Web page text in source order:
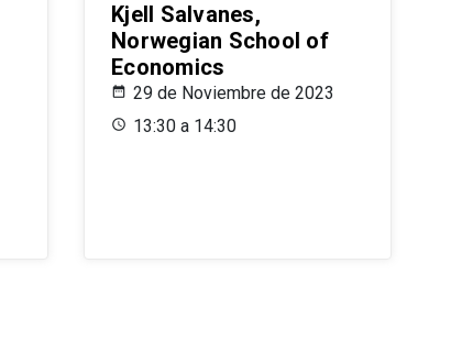
Kjell Salvanes,
Norwegian School of
Economics
29 de Noviembre de 2023
13:30 a 14:30